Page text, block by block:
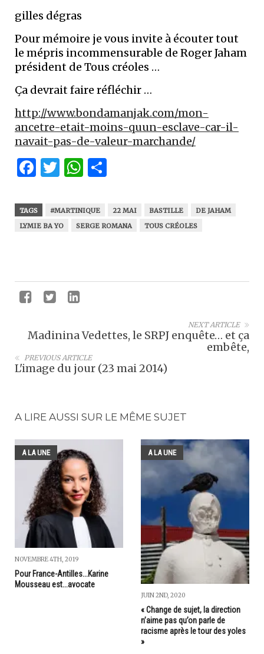
gilles dégras
Pour mémoire je vous invite à écouter tout
le mépris incommensurable de Roger Jaham
président de Tous créoles …
Ça devrait faire réfléchir …
http://www.bondamanjak.com/mon-
ancetre-etait-moins-quun-esclave-car-il-
navait-pas-de-valeur-marchande/
Facebook
Twitter
WhatsApp
TAGS #MARTINIQUE 22 MAI BASTILLE
DE JAHAM
LYMIE BA YO
SERGE ROMANA TOUS CRÉOLES
NEXT ARTICLE
Madinina Vedettes, le SRPJ enquête… et ça
embête,
PREVIOUS ARTICLE
L'image du jour (23 mai 2014)
A LIRE AUSSI SUR LE MÊME SUJET
A LA UNE
NOVEMBRE 4TH, 2019
Pour France-Antilles...Karine
Mousseau est...avocate
A LA UNE
JUIN 2ND, 2020
« Change de sujet, la direction
n’aime pas qu’on parle de
racisme après le tour des yoles
»